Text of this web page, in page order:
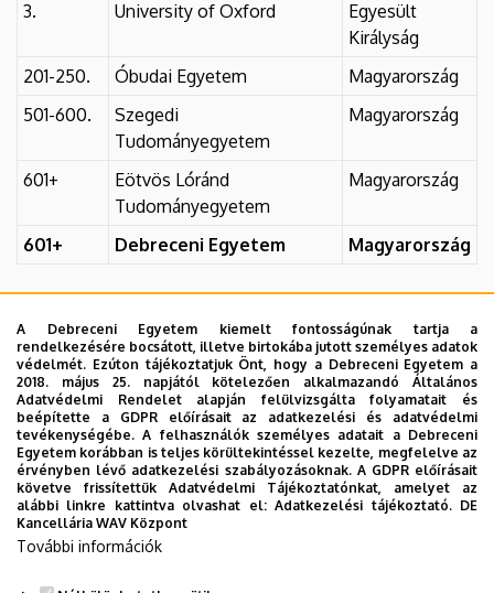
3.
University of Oxford
Egyesült
Királyság
201-250.
Óbudai Egyetem
Magyarország
501-600.
Szegedi
Tudományegyetem
Magyarország
601+
Eötvös Lóránd
Tudományegyetem
Magyarország
601+ Debreceni Egyetem Magyarország
Tematikus rangsorok
A Debreceni Egyetem kiemelt fontosságúnak tartja a
rendelkezésére bocsátott, illetve birtokába jutott személyes adatok
védelmét. Ezúton tájékoztatjuk Önt, hogy a Debreceni Egyetem a
2018. május 25. napjától kötelezően alkalmazandó Általános
Adatvédelmi Rendelet alapján felülvizsgálta folyamatait és
beépítette a GDPR előírásait az adatkezelési és adatvédelmi
tevékenységébe. A felhasználók személyes adatait a Debreceni
Egyetem korábban is teljes körültekintéssel kezelte, megfelelve az
érvényben lévő adatkezelési szabályozásoknak. A GDPR előírásait
követve frissítettük Adatvédelmi Tájékoztatónkat, amelyet az
alábbi linkre kattintva olvashat el:Adatkezelési tájékoztató. DE
Kancellária WAV Központ
További információk